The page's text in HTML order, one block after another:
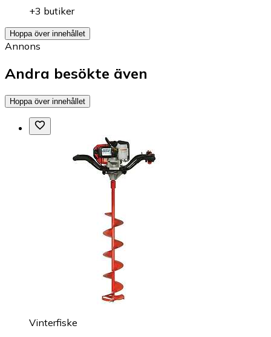
+3 butiker
Hoppa över innehållet
Annons
Andra besökte även
Hoppa över innehållet
Vinterfiske